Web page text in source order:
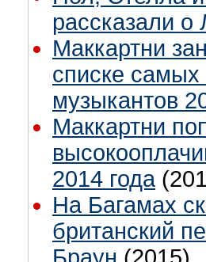
рассказали о
Маккартни
списке
музыкантов
Маккартни
2014 года
На Багамах
британский